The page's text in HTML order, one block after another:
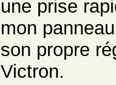
une prise
mon
son propre
Victron.